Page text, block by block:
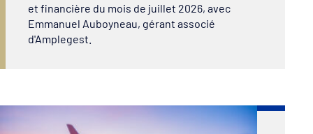
et financière du mois de juillet 2026, avec
Emmanuel Auboyneau, gérant associé
d'Amplegest.